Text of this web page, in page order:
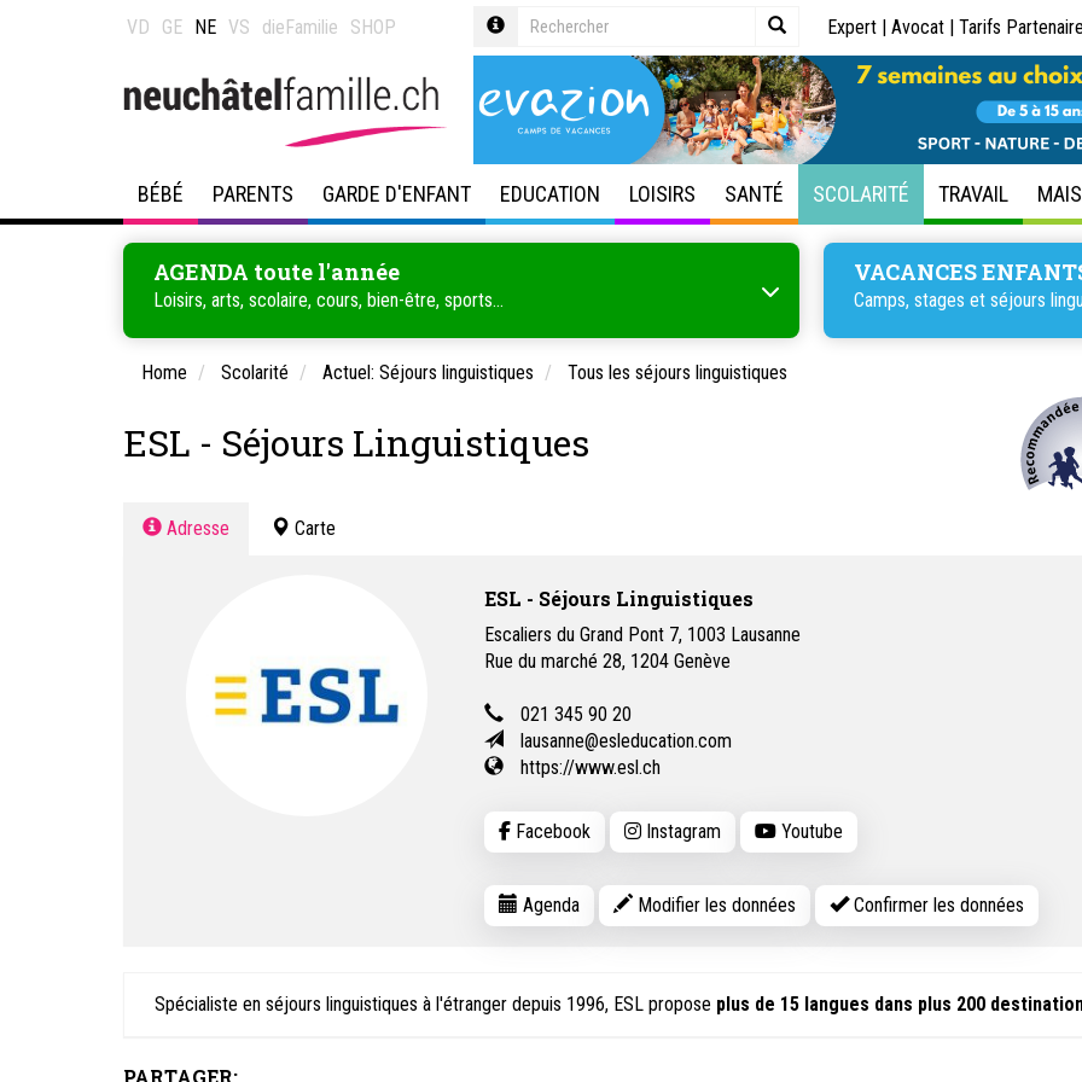
VD GE NE VS dieFamilie SHOP Expert | Avocat | Tarifs
BÉBÉ PARENTS GARDE D'ENFANT EDUCATION LOISIRS SANTÉ SCOLARITÉ TRAVAIL
AGENDA toute l'année
Loisirs, arts, scolaire, cours, bien-être, sports...
VACANCES
Camps, stages et séjours
Home Scolarité Actuel: Séjours linguistiques Tous les séjours linguistiques
ESL - Séjours Linguistiques
Adresse Carte
ESL - Séjours Linguistiques
Escaliers du Grand Pont 7, 1003 Lausanne
Rue du marché 28, 1204 Genève
021 345 90 20
lausanne@esleducation.com
https://www.esl.ch
Facebook Instagram Youtube
Agenda Modifier les données Confirmer les données
Spécialiste en séjours linguistiques à l'étranger depuis 1996, ESL propose plus de 15 langues dans plus 200
PARTAGER: